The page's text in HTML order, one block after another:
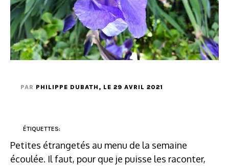
PAR PHILIPPE DUBATH , LE 29 AVRIL 2021
ÉTIQUETTES:
Petites étrangetés au menu de la semaine
écoulée. Il faut, pour que je puisse les raconter,